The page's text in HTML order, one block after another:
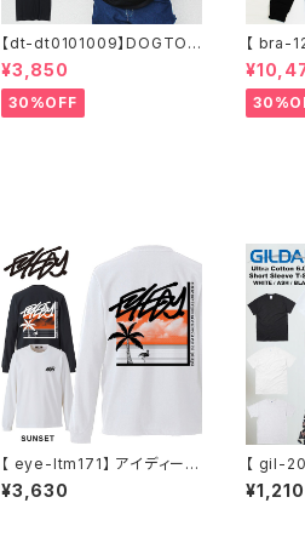
【dt-dt0101009】DOGTO
WN ドッグタウン D.T.S. PO
CKET S/S T-SHIRTS 半袖
ショートスリーブT 大きいサイ
ズ 半袖 M L XL 大きめ デザ
¥3,850
30%OFF
【 bra-
ィンテ
OF
フーディ
【 eye-ltm171】 アイディー E
YEDY SUNSET サンセット
ロングスリーブTシャツ 大き
¥3,630
【 gil-
ダン
0 oz
¥1,210